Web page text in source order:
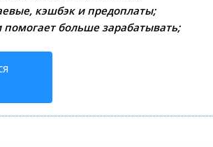
кэшбэк и предоплаты;
больше зарабатывать;